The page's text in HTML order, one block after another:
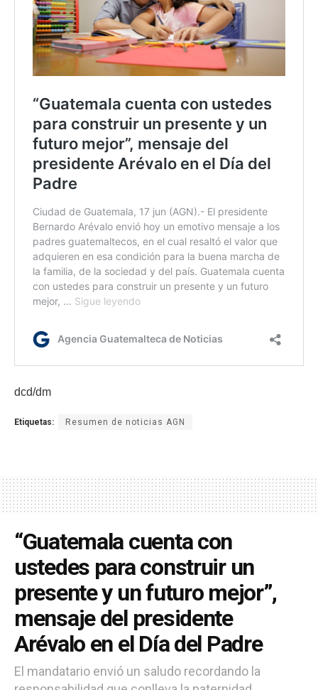
dcd/dm
Etiquetas: Resumen de noticias AGN
“Guatemala cuenta con
ustedes para construir un
presente y un futuro mejor”,
mensaje del presidente
Arévalo en el Día del Padre
El mandatario envió un saludo recordando la